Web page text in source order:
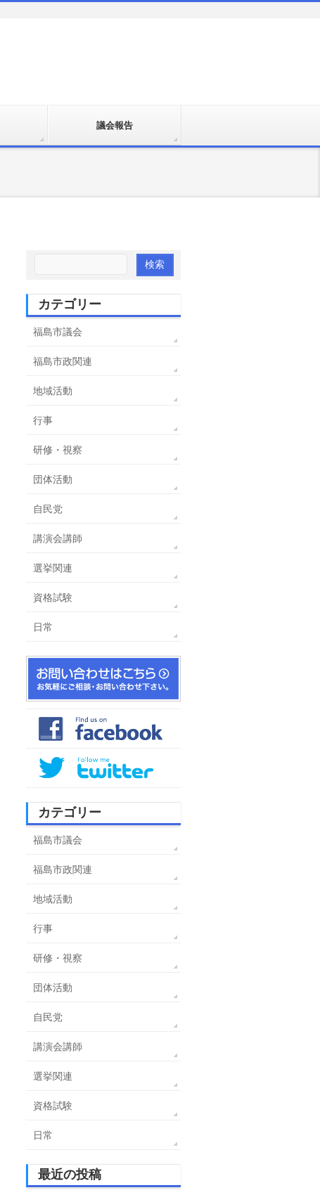
議会報告
カテゴリー
福島市議会
福島市政関連
地域活動
行事
研修・視察
団体活動
自民党
講演会講師
選挙関連
資格試験
日常
カテゴリー
福島市議会
福島市政関連
地域活動
行事
研修・視察
団体活動
自民党
講演会講師
選挙関連
資格試験
日常
最近の投稿